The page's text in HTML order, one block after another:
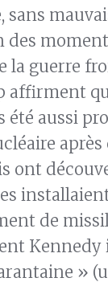
sans
des
la guerre
affirment
été aussi
après
ont
de
Kennedy
»